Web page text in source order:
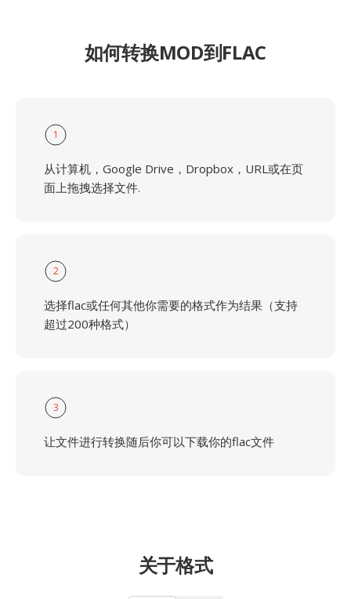
如何转换MOD到FLAC
1
从计算机，Google Drive，Dropbox，URL或在页
面上拖拽选择文件.
2
选择flac或任何其他你需要的格式作为结果（支持
超过200种格式）
3
让文件进行转换随后你可以下载你的flac文件
关于格式